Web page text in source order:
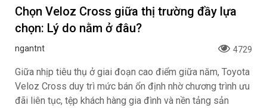
Chọn Veloz Cross giữa thị trường đầy lựa
chọn: Lý do nằm ở đâu?
ngantnt 4729
Giữa nhịp tiêu thụ ở giai đoạn cao điểm giữa năm, Toyota
Veloz Cross duy trì mức bán ổn định nhờ chương trình ưu
đãi liên tục, tệp khách hàng gia đình và nền tảng sản